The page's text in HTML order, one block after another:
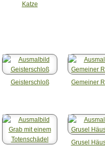
Katze
Geisterschloß Gemeiner
Grusel